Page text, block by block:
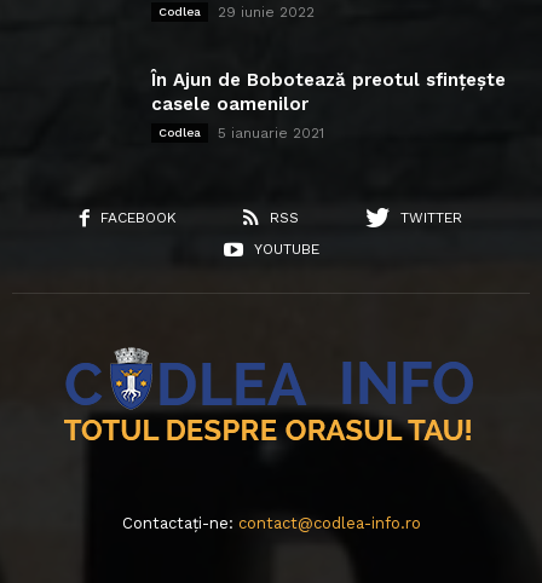
Codlea 29 iunie 2022
În Ajun de Bobotează preotul sfințește
casele oamenilor
Codlea 5 ianuarie 2021
FACEBOOK RSS
TWITTER
YOUTUBE
Contactați-ne: contact@codlea-info.ro